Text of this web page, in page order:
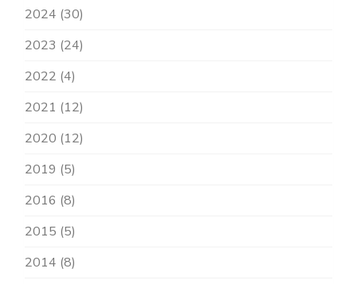
2024 (30)
2023 (24)
2022 (4)
2021 (12)
2020 (12)
2019 (5)
2016 (8)
2015 (5)
2014 (8)